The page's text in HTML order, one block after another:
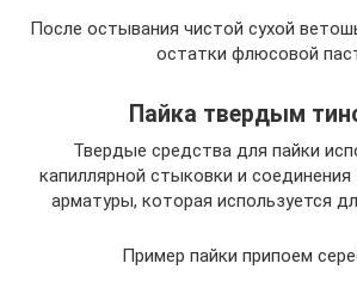
После остывания чистой сухой
остатки флюсовой
Пайка твердым
Твердые средства для пайки
капиллярной стыковки и
арматуры, которая используется
Пример пайки припоем